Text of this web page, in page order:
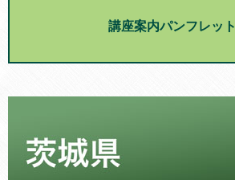
講座案内パンフレット